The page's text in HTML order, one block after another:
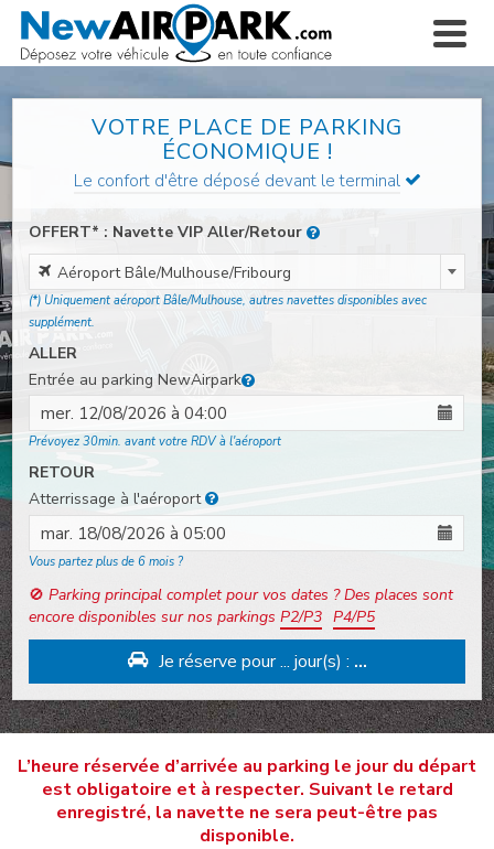
VOTRE PLACE DE PARKING
ÉCONOMIQUE !
Le confort d'être déposé devant le terminal
OFFERT* : Navette VIP Aller/Retour
Aéroport Bâle/Mulhouse/Fribourg
Aéroport Bâle/Mulhouse/Fribourg
(*) Uniquement aéroport Bâle/Mulhouse, autres navettes disponibles avec
supplément.
ALLER
Entrée au parking NewAirpark
Prévoyez 30min. avant votre RDV à l'aéroport
RETOUR
Atterrissage à l'aéroport
Vous partez plus de 6 mois ?
🚫Parking principal complet pour vos dates ? Des places sont
encore disponibles sur nos parkingsP2/P3 P4/P5
Je réserve pour... jour(s) : ...
L’heure réservée d’arrivée au parking le jour du départ
est obligatoire et à respecter. Suivant le retard
enregistré, la navette ne sera peut-être pas
disponible.